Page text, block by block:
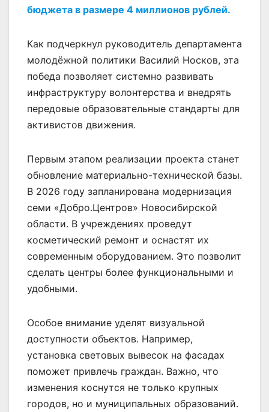
бюджета в размере 4 миллионов рублей.
Как подчеркнул руководитель департамента
молодёжной политики Василий Носков, эта
победа позволяет системно развивать
инфраструктуру волонтерства и внедрять
передовые образовательные стандарты для
активистов движения.
Первым этапом реализации проекта станет
обновление материально-технической базы.
В 2026 году запланирована модернизация
семи «Добро.Центров» Новосибирской
области. В учреждениях проведут
косметический ремонт и оснастят их
современным оборудованием. Это позволит
сделать центры более функциональными и
удобными.
Особое внимание уделят визуальной
доступности объектов. Например,
установка световых вывесок на фасадах
поможет привлечь граждан. Важно, что
изменения коснутся не только крупных
городов, но и муниципальных образований.